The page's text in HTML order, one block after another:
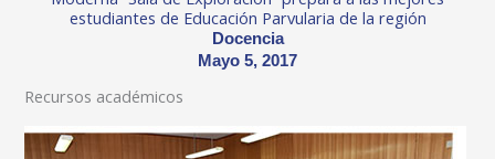
estudiantes de Educación Parvularia de la región
Docencia
Mayo 5, 2017
Recursos académicos